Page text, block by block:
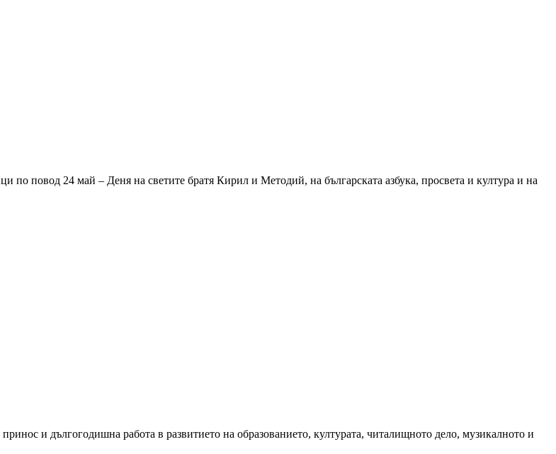
по повод 24 май – Деня на светите братя Кирил и Методий, на българската азбука, просвета и култура и на
и дългогодишна работа в развитието на образованието, културата, читалищното дело, музикалното и